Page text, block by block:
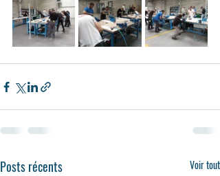
Posts récents Voir tout